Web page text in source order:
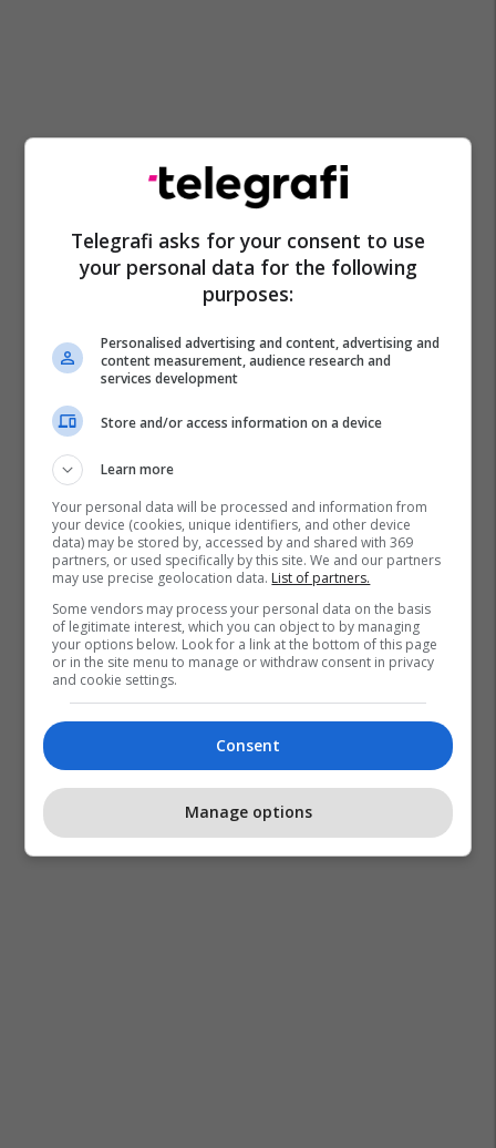
Telegrafi asks for your consent to use
your personal data for the following
purposes:
Personalised advertising and content, advertising and
content measurement, audience research and
services development
Store and/or access information on a device
Learn more
Your personal data will be processed and information from
your device (cookies, unique identifiers, and other device
data) may be stored by, accessed by and shared with 369
partners, or used specifically by this site. We and our partners
may use precise geolocation data. List of partners.
Some vendors may process your personal data on the basis
of legitimate interest, which you can object to by managing
your options below. Look for a link at the bottom of this page
or in the site menu to manage or withdraw consent in privacy
and cookie settings.
Consent
Manage options